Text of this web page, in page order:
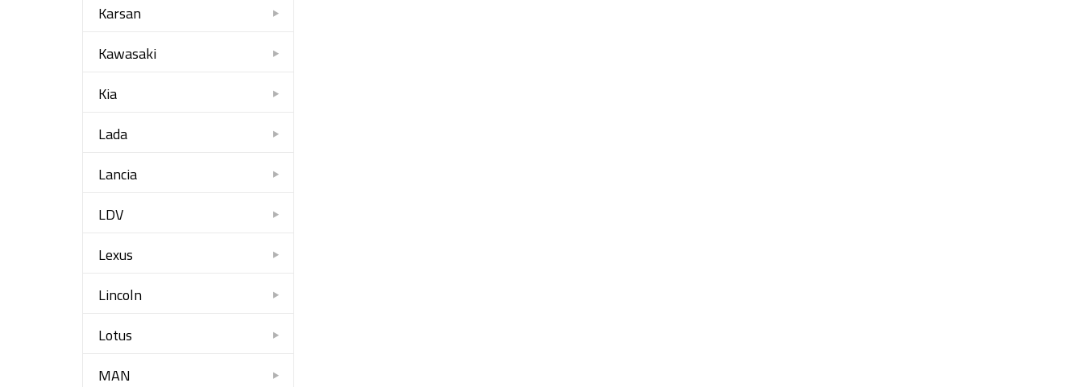
Karsan
Kawasaki
Kia
Lada
Lancia
LDV
Lexus
Lincoln
Lotus
MAN